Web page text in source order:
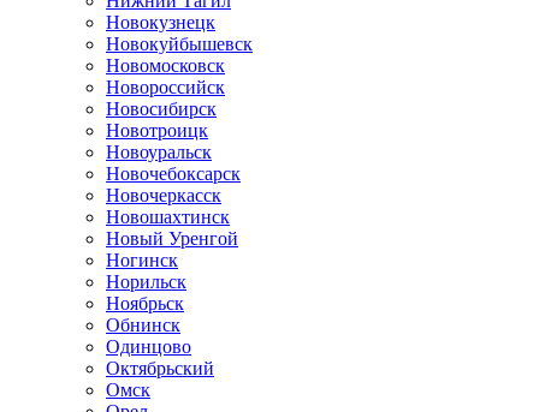
Новокузнецк
Новокуйбышевск
Новомосковск
Новороссийск
Новосибирск
Новотроицк
Новоуральск
Новочебоксарск
Новочеркасск
Новошахтинск
Новый Уренгой
Ногинск
Норильск
Ноябрьск
Обнинск
Одинцово
Октябрьский
Омск